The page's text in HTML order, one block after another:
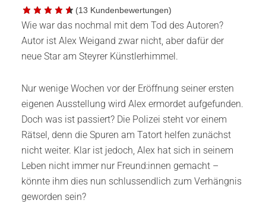
(13 Kundenbewertungen)
Wie war das nochmal mit dem Tod des Autoren?
Autor ist Alex Weigand zwar nicht, aber dafür der
neue Star am Steyrer Künstlerhimmel.
Nur wenige Wochen vor der Eröffnung seiner ersten
eigenen Ausstellung wird Alex ermordet aufgefunden.
Doch was ist passiert? Die Polizei steht vor einem
Rätsel, denn die Spuren am Tatort helfen zunächst
nicht weiter. Klar ist jedoch, Alex hat sich in seinem
Leben nicht immer nur Freund:innen gemacht –
könnte ihm dies nun schlussendlich zum Verhängnis
geworden sein?